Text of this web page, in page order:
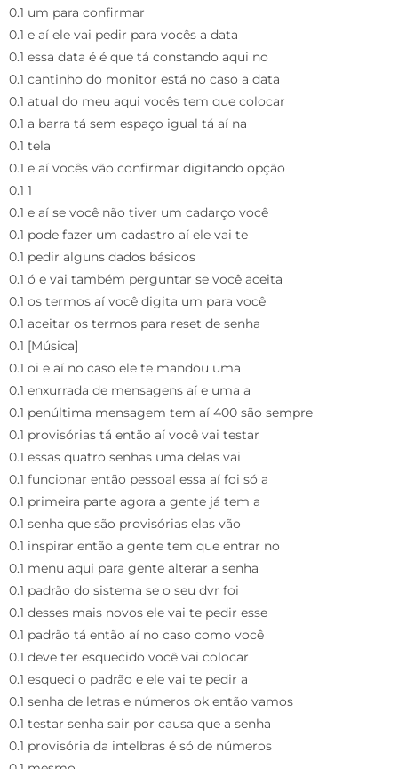
0.1 um para confirmar
0.1 e aí ele vai pedir para vocês a data
0.1 essa data é é que tá constando aqui no
0.1 cantinho do monitor está no caso a data
0.1 atual do meu aqui vocês tem que colocar
0.1 a barra tá sem espaço igual tá aí na
0.1 tela
0.1 e aí vocês vão confirmar digitando opção
0.1 1
0.1 e aí se você não tiver um cadarço você
0.1 pode fazer um cadastro aí ele vai te
0.1 pedir alguns dados básicos
0.1 ó e vai também perguntar se você aceita
0.1 os termos aí você digita um para você
0.1 aceitar os termos para reset de senha
0.1 [Música]
0.1 oi e aí no caso ele te mandou uma
0.1 enxurrada de mensagens aí e uma a
0.1 penúltima mensagem tem aí 400 são sempre
0.1 provisórias tá então aí você vai testar
0.1 essas quatro senhas uma delas vai
0.1 funcionar então pessoal essa aí foi só a
0.1 primeira parte agora a gente já tem a
0.1 senha que são provisórias elas vão
0.1 inspirar então a gente tem que entrar no
0.1 menu aqui para gente alterar a senha
0.1 padrão do sistema se o seu dvr foi
0.1 desses mais novos ele vai te pedir esse
0.1 padrão tá então aí no caso como você
0.1 deve ter esquecido você vai colocar
0.1 esqueci o padrão e ele vai te pedir a
0.1 senha de letras e números ok então vamos
0.1 testar senha sair por causa que a senha
0.1 provisória da intelbras é só de números